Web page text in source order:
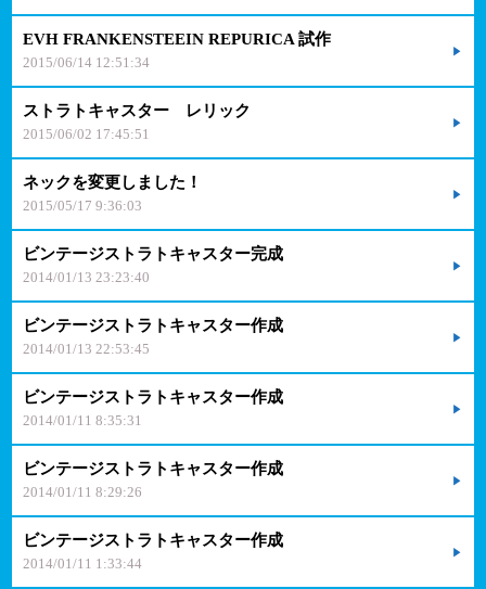
EVH FRANKENSTEEIN REPURICA 試作
2015/06/14 12:51:34
ストラトキャスター レリック
2015/06/02 17:45:51
ネックを変更しました！
2015/05/17 9:36:03
ビンテージストラトキャスター完成
2014/01/13 23:23:40
ビンテージストラトキャスター作成
2014/01/13 22:53:45
ビンテージストラトキャスター作成
2014/01/11 8:35:31
ビンテージストラトキャスター作成
2014/01/11 8:29:26
ビンテージストラトキャスター作成
2014/01/11 1:33:44